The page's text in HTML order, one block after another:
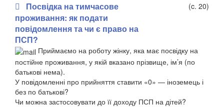
Посвідка на тимчасове
проживання: як подати
повідомлення та чи є право на
ПСП?
(c. 20)
Приймаємо на роботу жінку, яка має посвідку на
постійне проживання, у якій вказано прізвище, ім’я (по
батькові нема).
У повідомленні про прийняття ставити «0» — іноземець і
без по батькові?
​Чи можна застосовувати до її доходу ПСП на дітей?